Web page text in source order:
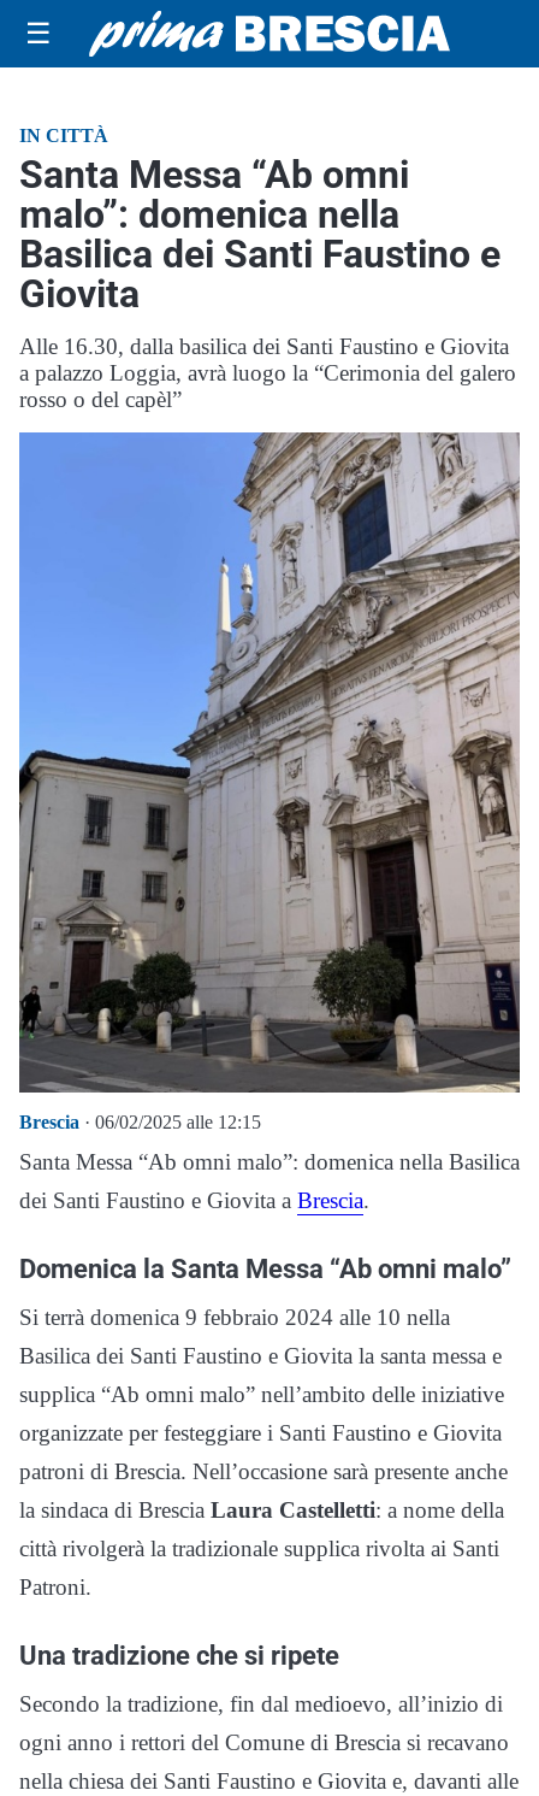
☰
IN CITTÀ
Santa Messa “Ab omni
malo”: domenica nella
Basilica dei Santi Faustino e
Giovita
Alle 16.30, dalla basilica dei Santi Faustino e Giovita
a palazzo Loggia, avrà luogo la “Cerimonia del galero
rosso o del capèl”
Brescia · 06/02/2025 alle 12:15
Santa Messa “Ab omni malo”: domenica nella Basilica
dei Santi Faustino e Giovita a Brescia.
Domenica la Santa Messa “Ab omni malo”
Si terrà domenica 9 febbraio 2024 alle 10 nella
Basilica dei Santi Faustino e Giovita la santa messa e
supplica “Ab omni malo” nell’ambito delle iniziative
organizzate per festeggiare i Santi Faustino e Giovita
patroni di Brescia. Nell’occasione sarà presente anche
la sindaca di Brescia Laura Castelletti: a nome della
città rivolgerà la tradizionale supplica rivolta ai Santi
Patroni.
Una tradizione che si ripete
Secondo la tradizione, fin dal medioevo, all’inizio di
ogni anno i rettori del Comune di Brescia si recavano
nella chiesa dei Santi Faustino e Giovita e, davanti alle